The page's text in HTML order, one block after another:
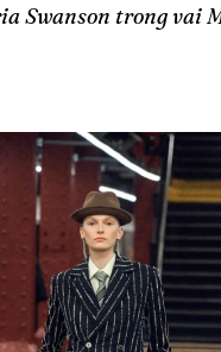
Swanson trong vai